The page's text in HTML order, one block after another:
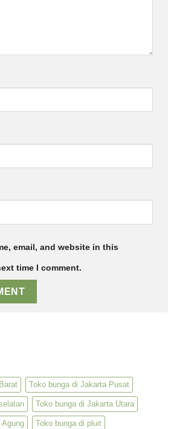
email, and website in this
time I comment.
Toko bunga di Jakarta Pusat
Toko bunga di Jakarta Utara
Agung Toko bunga di pluit